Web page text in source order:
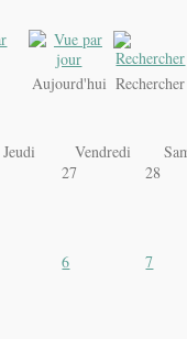
Aujourd'hui Rechercher
Jeudi Vendredi
27 28
6 7